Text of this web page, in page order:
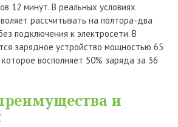
12 минут. В реальных условиях
рассчитывать на полтора-два
подключения к электросети. В
зарядное устройство мощностью 65
восполняет 50% заряда за 36
и